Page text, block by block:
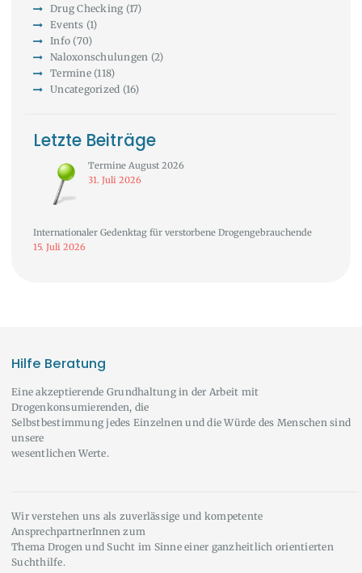
Drug Checking (17)
Events (1)
Info (70)
Naloxonschulungen (2)
Termine(118)
Uncategorized (16)
Letzte Beiträge
Termine August 2026
31. Juli 2026
Internationaler Gedenktag für verstorbene Drogengebrauchende
15. Juli 2026
Hilfe Beratung
Eine akzeptierende Grundhaltung in der Arbeit mit
Drogenkonsumierenden, die
Selbstbestimmung jedes Einzelnen und die Würde des Menschen sind
unsere
wesentlichen Werte.
Wir verstehen uns als zuverlässige und kompetente
AnsprechpartnerInnen zum
Thema Drogen und Sucht im Sinne einer ganzheitlich orientierten
Suchthilfe.